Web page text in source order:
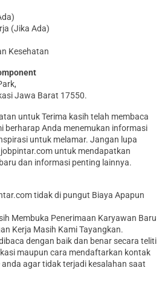
(Jika Ada)
Kesehatan
Jawa Barat 17550.
untuk Terima kasih telah membaca
berharap Anda menemukan informasi
untuk melamar. Jangan lupa
untuk mendapatkan
dan informasi penting lainnya.
tidak di pungut Biaya Apapun
Membuka Penerimaan Karyawan Baru
Kerja Masih Kami Tayangkan.
dengan baik dan benar secara teliti
maupun cara mendaftarkan kontak
agar tidak terjadi kesalahan saat